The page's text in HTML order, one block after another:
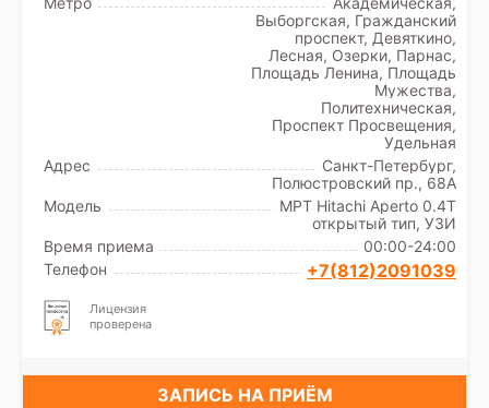
Выборгская, Гражданский
проспект, Девяткино,
Лесная, Озерки, Парнас,
Площадь Ленина, Площадь
Мужества,
Политехническая,
Проспект Просвещения,
Удельная
Адрес
Санкт-Петербург,
Полюстровский пр., 68А
Модель
МРТ Hitachi Aperto 0.4T
открытый тип, УЗИ
Время приема
00:00-24:00
Телефон
+7(812)2091039
Лицензия
проверена
ЗАПИСЬ НА ПРИЁМ